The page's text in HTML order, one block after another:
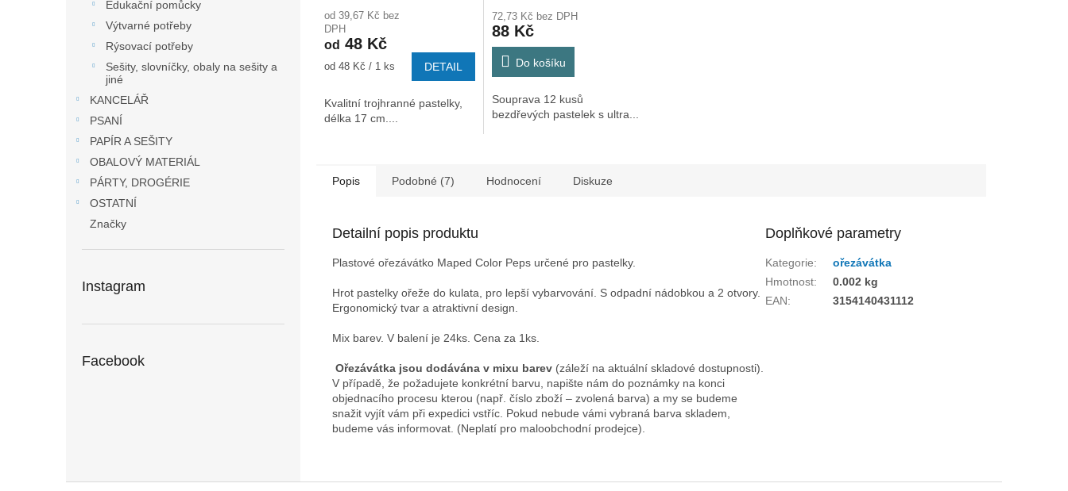
Edukační pomůcky
Výtvarné potřeby
Rýsovací potřeby
Sešity, slovníčky, obaly na sešity a
jiné
KANCELÁŘ
PSANÍ
PAPÍR A SEŠITY
OBALOVÝ MATERIÁL
PÁRTY, DROGÉRIE
OSTATNÍ
Značky
Instagram
Facebook
od 39,67 Kč bez
DPH
od 48 Kč
Měrná
od 48 Kč / 1 ks DETAIL
Kvalitní trojhranné pastelky,
délka 17 cm....
72,73 Kč bez DPH
88 Kč
Do košíku
Souprava 12 kusů
bezdřevých pastelek s ultra...
Popis Podobné (7) Hodnocení Diskuze
Detailní popis produktu
Plastové ořezávátko Maped Color Peps určené pro pastelky.
Hrot pastelky ořeže do kulata, pro lepší vybarvování. S odpadní nádobkou a 2 otvory.
Ergonomický tvar a atraktivní design.
Mix barev. V balení je 24ks. Cena za 1ks.
Ořezávátka jsou dodávána v mixu barev (záleží na aktuální skladové dostupnosti).
V případě, že požadujete konkrétní barvu, napište nám do poznámky na konci
objednacího procesu kterou (např. číslo zboží – zvolená barva) a my se budeme
snažit vyjít vám při expedici vstříc. Pokud nebude vámi vybraná barva skladem,
budeme vás informovat. (Neplatí pro maloobchodní prodejce).
Doplňkové parametry
Kategorie:
ořezávátka
Hmotnost:
0.002 kg
EAN: 3154140431112